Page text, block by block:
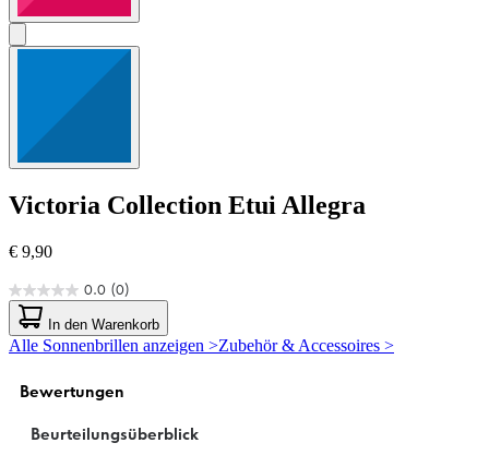
Victoria Collection Etui Allegra
€ 9,90
0.0 (0)
0.0
von
5
Sternen.
In den Warenkorb
Alle Sonnenbrillen anzeigen >Zubehör & Accessoires >